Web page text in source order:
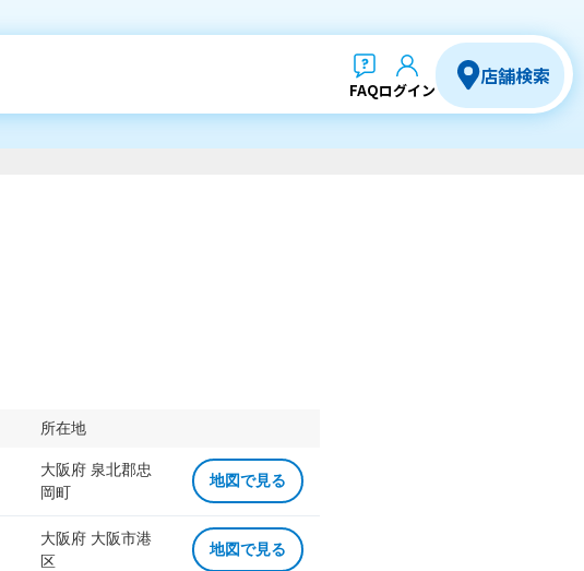
FAQログイン
店舗検索
所在地
大阪府 泉北郡忠
岡町
地図で見る
大阪府 大阪市港
区
地図で見る